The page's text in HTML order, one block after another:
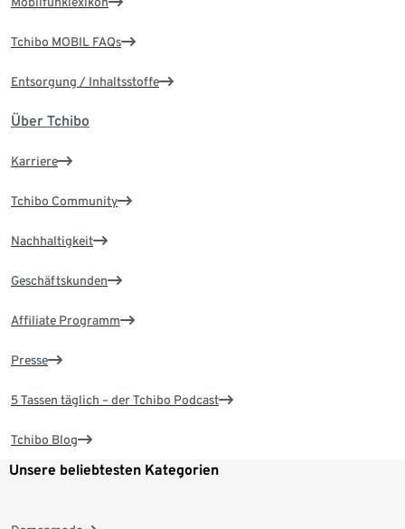
Tchibo MOBIL FAQs
Entsorgung / Inhaltsstoffe
Über Tchibo
Karriere
Tchibo Community
Nachhaltigkeit
Geschäftskunden
Affiliate Programm
Presse
5 Tassen täglich – der Tchibo Podcast
Tchibo Blog
Unsere beliebtesten Kategorien